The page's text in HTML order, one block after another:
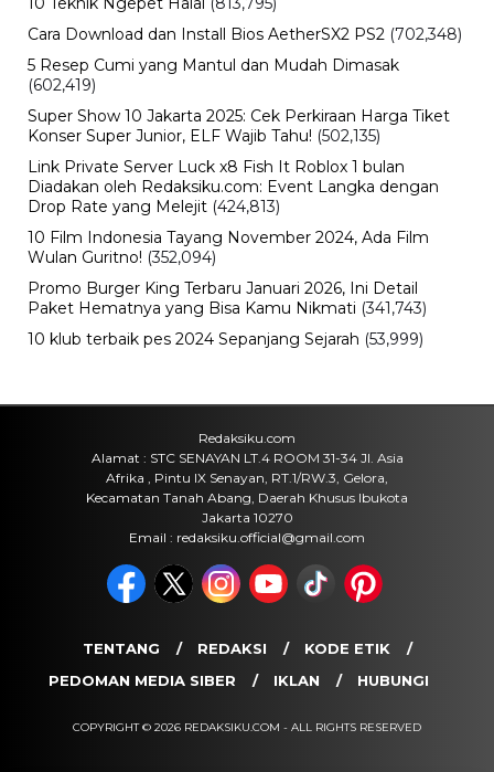
Cara Download dan Install Bios AetherSX2 PS2 (702,348)
5 Resep Cumi yang Mantul dan Mudah Dimasak
(602,419)
Super Show 10 Jakarta 2025: Cek Perkiraan Harga Tiket
Konser Super Junior, ELF Wajib Tahu! (502,135)
Link Private Server Luck x8 Fish It Roblox 1 bulan
Diadakan oleh Redaksiku.com: Event Langka dengan
Drop Rate yang Melejit (424,813)
10 Film Indonesia Tayang November 2024, Ada Film
Wulan Guritno! (352,094)
Promo Burger King Terbaru Januari 2026, Ini Detail
Paket Hematnya yang Bisa Kamu Nikmati (341,743)
10 klub terbaik pes 2024 Sepanjang Sejarah (53,999)
Redaksiku.com
Alamat : STC SENAYAN LT.4 ROOM 31-34 Jl. Asia
Afrika , Pintu IX Senayan, RT.1/RW.3, Gelora,
Kecamatan Tanah Abang, Daerah Khusus Ibukota
Jakarta 10270
Email : redaksiku.official@gmail.com
TENTANG REDAKSI
KODE ETIK
PEDOMAN MEDIA SIBER
IKLAN HUBUNGI
COPYRIGHT © 2026 REDAKSIKU.COM - ALL RIGHTS RESERVED